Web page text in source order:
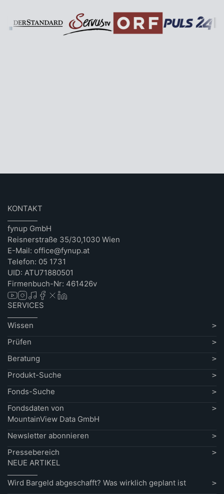
KONTAKT
fynup GmbH
Reisnerstraße 35/30,1030 Wien
E-Mail: office@fynup.at
Telefon: 05 1731
UID: ATU71880501
Firmenbuch-Nr: 461426v
SERVICES
Wissen
Prüfen
Beratung
Produkt-Suche
Fonds-Suche
Fondsdaten von
MountainView Data GmbH
Newsletter abonnieren
Pressebereich
NEUE ARTIKEL
Wird Bargeld abgeschafft? Was wirklich geplant ist